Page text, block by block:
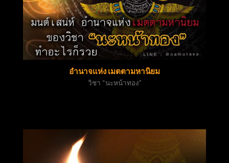
อำนาจแห่ง เมตตามหานิยม
วิชา “นะหน้าทอง”